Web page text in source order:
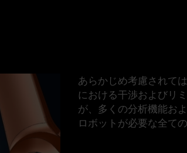
あらかじめ考慮されて
における干渉およびリ
が、多くの分析機能お
ロボットが必要な全て